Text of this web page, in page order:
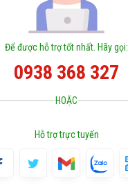
Để được hỗ trợ tốt nhất. Hãy gọi:
0938 368 327
HOẶC
Hỗ trợ trực tuyến